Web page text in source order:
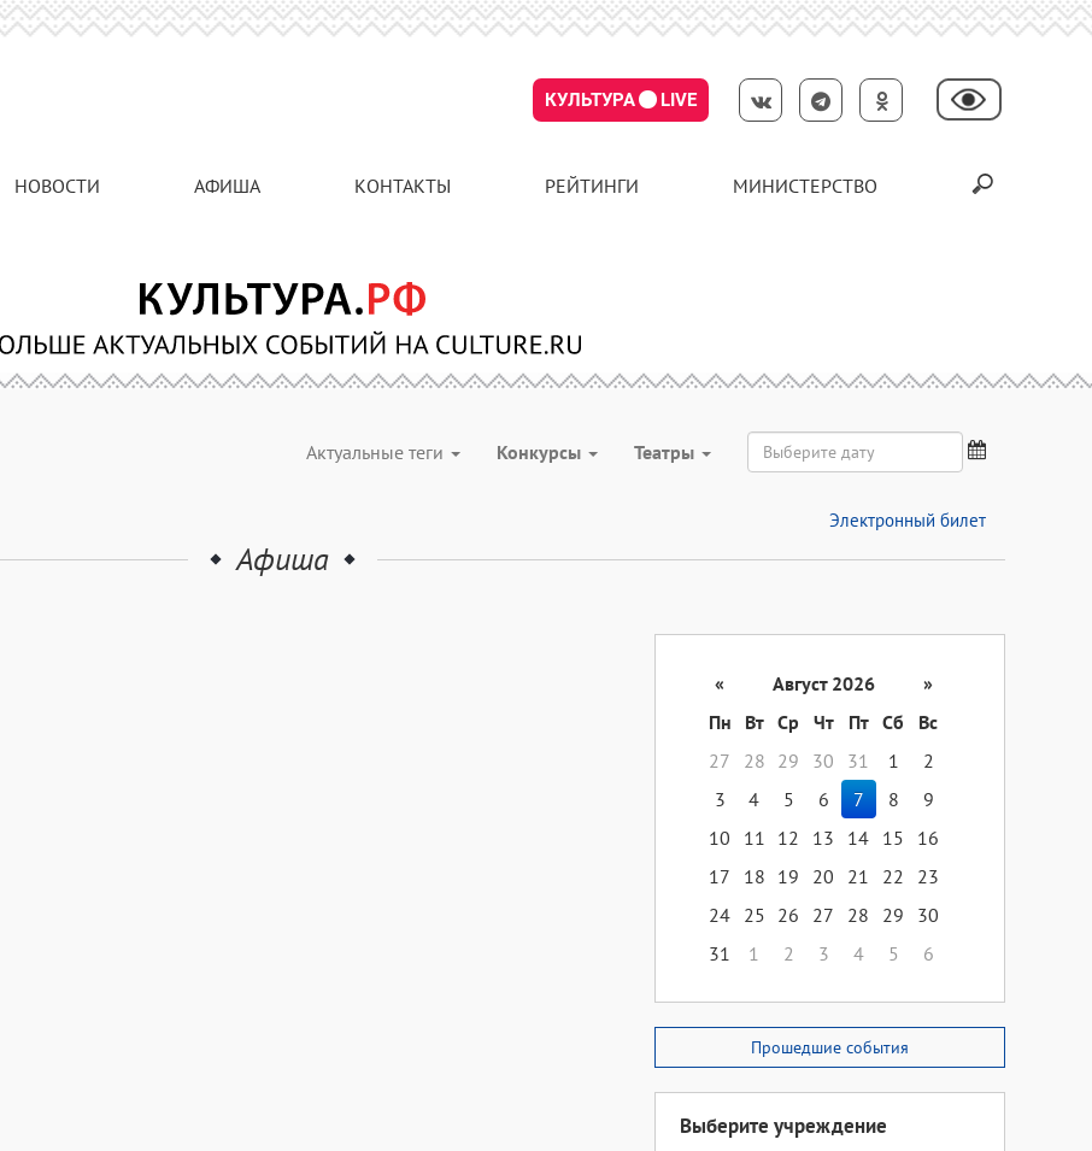
КУЛЬТУРА LIVE
НОВОСТИ АФИША КОНТАКТЫ РЕЙТИНГИ МИНИСТЕРСТВО
Актуальные теги Конкурсы Театры
Электронный билет
Афиша
« Август 2026
»
Пн
Вт Ср Чт Пт Сб
Вс
27
28 29 30 31 1
2
3
4 5 6 7 8
9
10
11 12 13 14 15
16
17
18 19 20 21 22
23
24 25 26 27 28 29
30
31
1 2 3 4 5 6
Прошедшие события
Выберите учреждение